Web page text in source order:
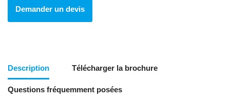
Demander un devis
Description Télécharger la brochure
Questions fréquemment posées